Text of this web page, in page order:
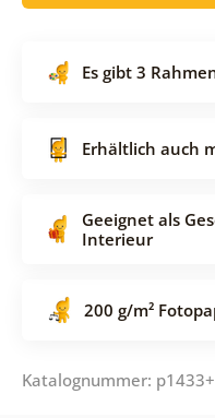
Es gibt 3
Erhältlich auch
Geeignet als
Interieur
200 g/m²
Katalognummer: